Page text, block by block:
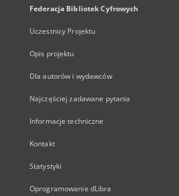
Federacja Bibliotek Cyfrowych
Uczestnicy Projektu
Opis projektu
Dla autorów i wydawców
Najczęściej zadawane pytania
Informacje techniczne
Kontakt
Statystyki
Oprogramowanie dLibra